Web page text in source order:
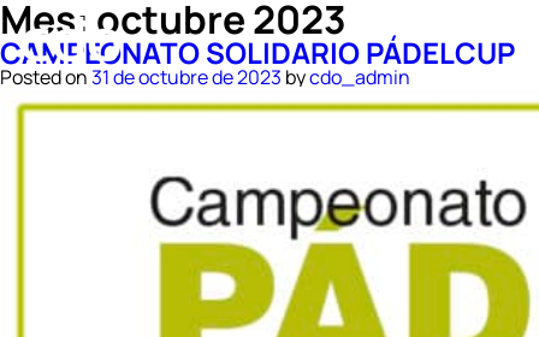
Mes: octubre 2023
CAMPEONATO SOLIDARIO PÁDELCUP
Posted on31 de octubre de 2023 bycdo_admin